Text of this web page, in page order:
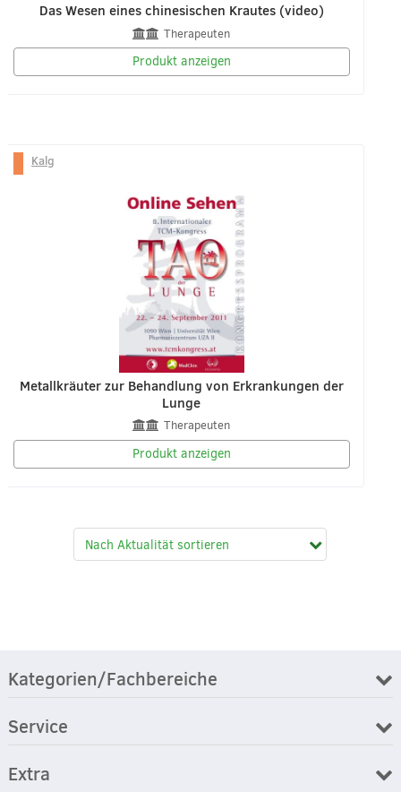
Das Wesen eines chinesischen Krautes (video)
Therapeuten
Produkt anzeigen
Kalg
Metallkräuter zur Behandlung von Erkrankungen der
Lunge
Therapeuten
Produkt anzeigen
Kategorien/Fachbereiche
Service
Extra